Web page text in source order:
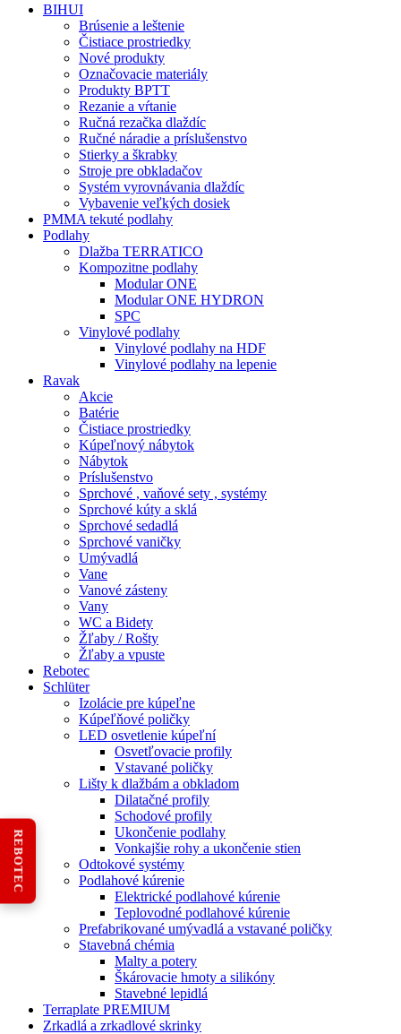
môžete
vybrať
na
stránke
produktu.
BIHUI
Brúsenie a leštenie
Čistiace prostriedky
Nové produkty
Označovacie materiály
Produkty BPTT
Rezanie a vŕtanie
Ručná rezačka dlaždíc
Ručné náradie a príslušenstvo
Stierky a škrabky
Stroje pre obkladačov
Systém vyrovnávania dlaždíc
Vybavenie veľkých dosiek
PMMA tekuté podlahy
Podlahy
Dlažba TERRATICO
Kompozitne podlahy
Modular ONE
Modular ONE HYDRON
SPC
Vinylové podlahy
Vinylové podlahy na HDF
Vinylové podlahy na lepenie
Ravak
Akcie
Batérie
Čistiace prostriedky
Kúpeľnový nábytok
Nábytok
Príslušenstvo
Sprchové , vaňové sety , systémy
Sprchové kúty a sklá
Sprchové sedadlá
Sprchové vaničky
Umývadlá
Vane
Vanové zásteny
Vany
WC a Bidety
Žľaby / Rošty
Žľaby a vpuste
Rebotec
Schlüter
Izolácie pre kúpeľne
Kúpeľňové poličky
LED osvetlenie kúpeľní
Osvetľovacie profily
Vstavané poličky
Lišty k dlažbám a obkladom
Dilatačné profily
Schodové profily
Ukončenie podlahy
Vonkajšie rohy a ukončenie stien
Odtokové systémy
Podlahové kúrenie
Elektrické podlahové kúrenie
Teplovodné podlahové kúrenie
Prefabrikované umývadlá a vstavané poličky
Stavebná chémia
Malty a potery
Škárovacie hmoty a silikóny
Stavebné lepidlá
Terraplate PREMIUM
Zrkadlá a zrkadlové skrinky
REBOTEC